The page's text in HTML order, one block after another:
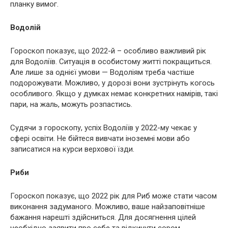
планку вимог.
Водолій
Гороскоп показує, що 2022-й – особливо важливий рік
для Водоліїв. Ситуація в особистому житті покращиться.
Але лише за однієї умови — Водоліям треба частіше
подорожувати. Можливо, у дорозі вони зустрінуть когось
особливого. Якщо у думках немає конкретних намірів, такі
пари, на жаль, можуть розпастись.
Судячи з гороскопу, успіх Водоліїв у 2022-му чекає у
сфері освіти. Не бійтеся вивчати іноземні мови або
записатися на курси верхової їзди.
Риби
Гороскоп показує, що 2022 рік для Риб може стати часом
виконання задуманого. Можливо, ваше найзаповітніше
бажання нарешті здійсниться. Для досягнення цілей